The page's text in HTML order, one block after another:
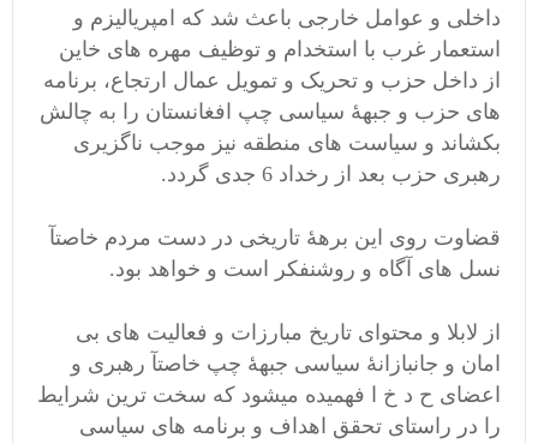
داخلی و عوامل خارجی باعث شد که امپریالیزم و
استعمار غرب با استخدام و توظیف مهره های خاین
از داخل حزب و تحریک و تمویل عمال ارتجاع، برنامه
های حزب و جبهۀ سیاسی چپ افغانستان را به چالش
بکشاند و سیاست های منطقه نیز موجب ناگزیری
رهبری حزب بعد از رخداد 6 جدی گردد.
قضاوت روی این برهۀ تاریخی در دست مردم خاصتآ
نسل های آگاه و روشنفکر است و خواهد بود.
از لابلا و محتوای تاریخ مبارزات و فعالیت های بی
امان و جانبازانۀ سیاسی جبهۀ چپ خاصتآ رهبری و
اعضای ح د خ ا فهمیده میشود که سخت ترین شرایط
را در راستای تحقق اهداف و برنامه های سیاسی